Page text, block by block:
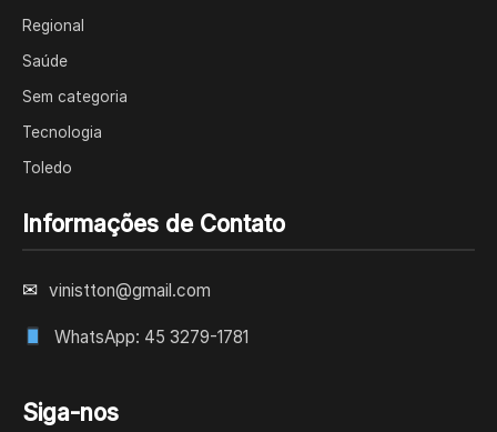
Regional
Saúde
Sem categoria
Tecnologia
Toledo
Informações de Contato
✉ vinistton@gmail.com
WhatsApp: 45 3279-1781
Siga-nos